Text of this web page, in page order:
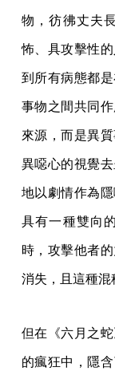
物，彷彿丈夫
怖、具攻擊性
到所有病態都
事物之間共同
來源，而是異
異噁心的視覺
地以劇情作為
具有一種雙向
時，攻擊他者
消失，且這種混
但在《六月之
的瘋狂中，隱